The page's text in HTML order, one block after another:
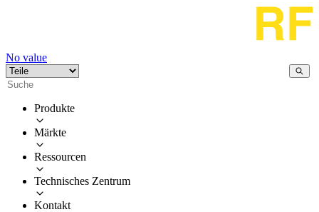
No value
Produkte
Märkte
Ressourcen
Technisches Zentrum
Kontakt